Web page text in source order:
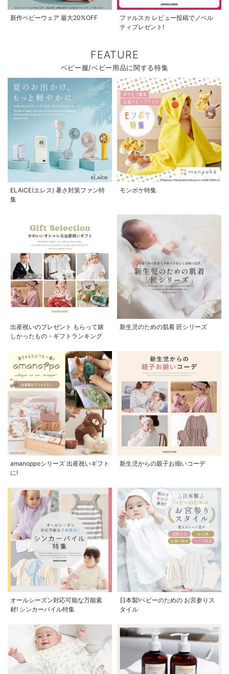
新作ベビーウェア 最大20%OFF
ファルスカ レビュー投稿でノベル
ティプレゼント!
FEATURE
ベビー服/ベビー用品に関する特集
ELAiCE(エレス) 暑さ対策ファン特
集
モンポケ特集
出産祝いのプレゼント もらって嬉
しかったもの・ギフトランキング
新生児のための肌着 匠シリーズ
amanoppoシリーズ 出産祝いギフト
に!
新生児からの親子お揃いコーデ
オールシーズン対応可能な万能素
材! シンカーパイル特集
日本製!ベビーのための お宮参りス
タイル